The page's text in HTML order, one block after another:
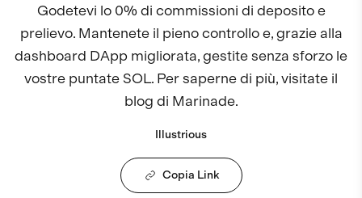
Godetevi lo 0% di commissioni di deposito e
prelievo. Mantenete il pieno controllo e, grazie alla
dashboard DApp migliorata, gestite senza sforzo le
vostre puntate SOL. Per saperne di più, visitate il
blog di Marinade.
Illustrious
Copia Link